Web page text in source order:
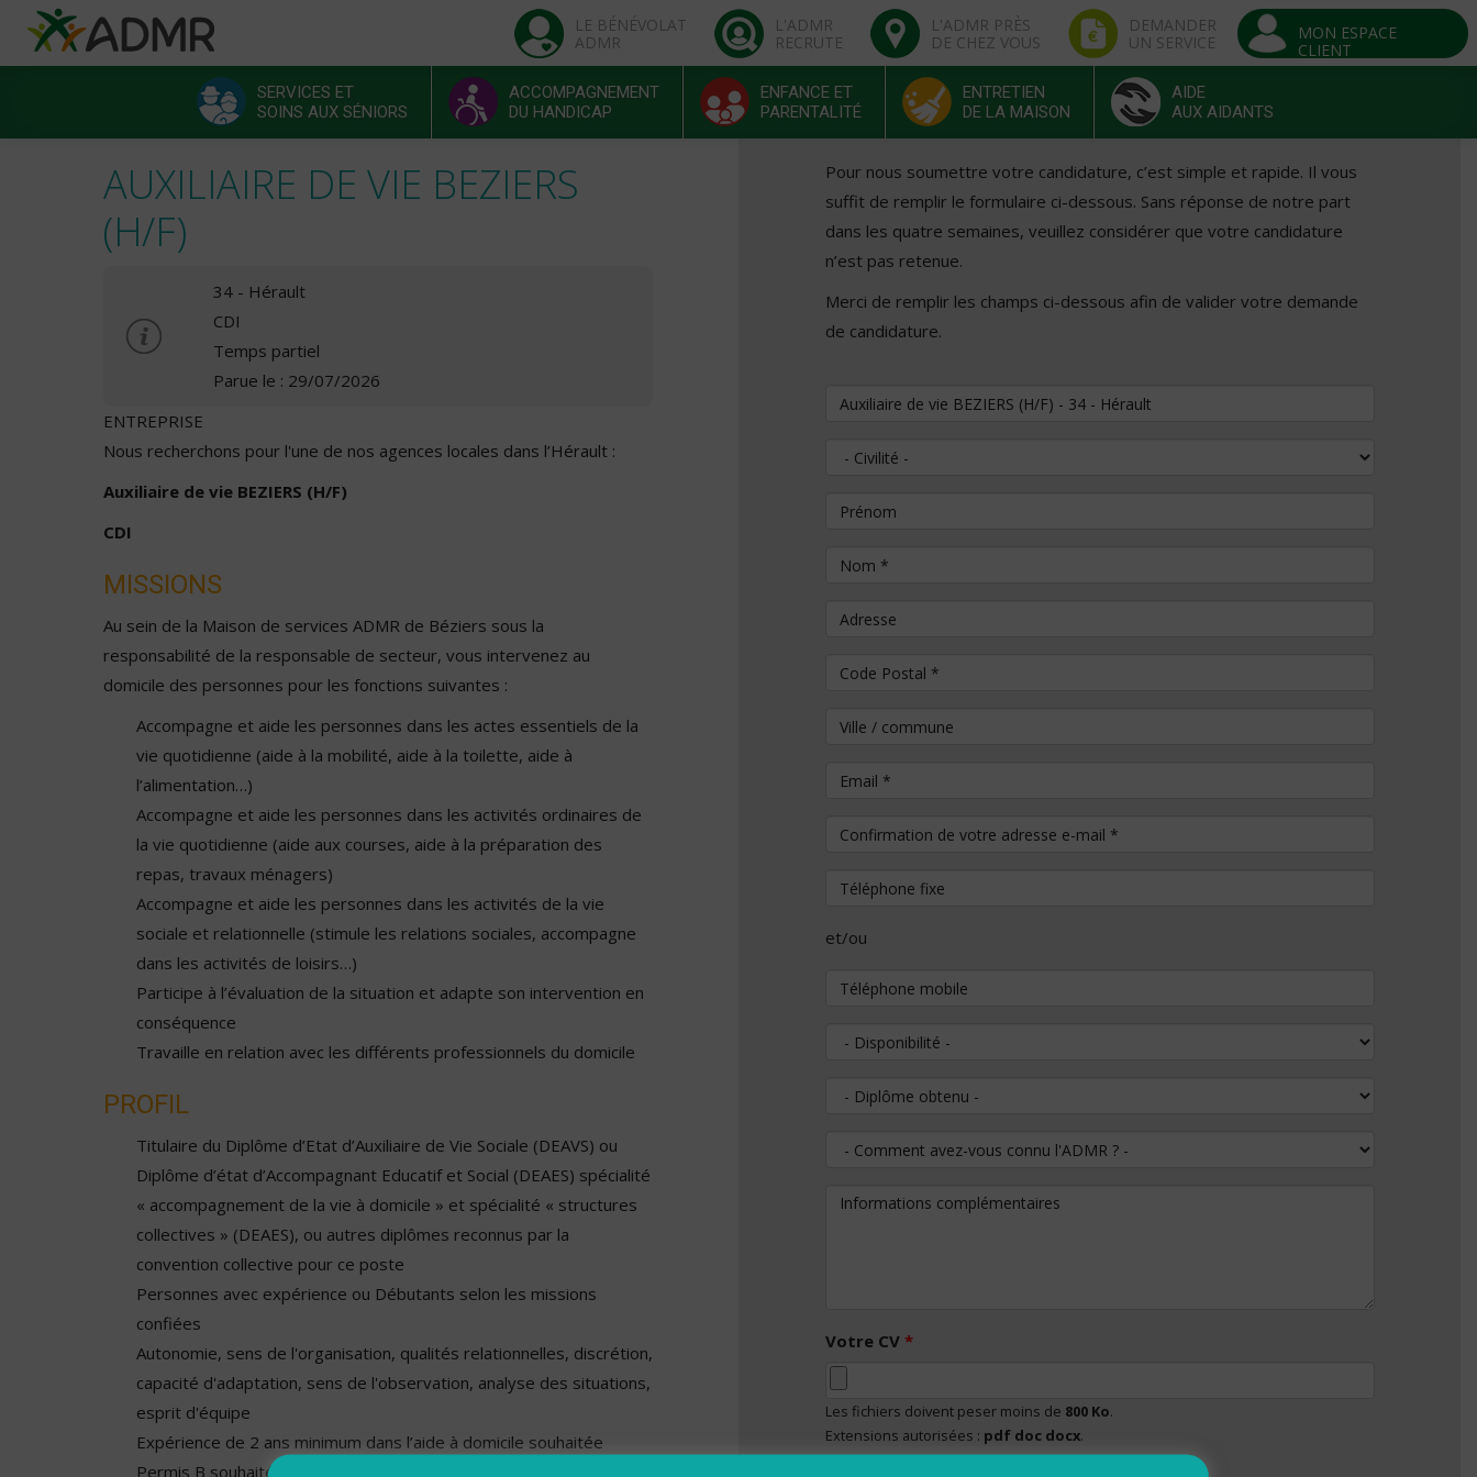
Aller au contenu principal
LE BÉNÉVOLAT
ADMR
L'ADMR
RECRUTE
L'ADMR PRÈS
DE CHEZ VOUS
DEMANDER
UN SERVICE
MON ESPACE
CLIENT
SERVICES ET
SOINS AUX SÉNIORS
ACCOMPAGNEMENT
DU HANDICAP
ENFANCE ET
PARENTALITÉ
ENTRETIEN
DE LA MAISON
AIDE
AUX AIDANTS
AUXILIAIRE DE VIE BEZIERS
(H/F)
34 - Hérault
CDI
Temps partiel
Parue le : 29/07/2026
ENTREPRISE
Nous recherchons pour l'une de nos agences locales dans l’Hérault :
Auxiliaire de vie BEZIERS (H/F)
CDI
MISSIONS
Au sein de la Maison de services ADMR de Béziers sous la
responsabilité de la responsable de secteur, vous intervenez au
domicile des personnes pour les fonctions suivantes :
Accompagne et aide les personnes dans les actes essentiels de la
vie quotidienne (aide à la mobilité, aide à la toilette, aide à
l’alimentation…)
Accompagne et aide les personnes dans les activités ordinaires de
la vie quotidienne (aide aux courses, aide à la préparation des
repas, travaux ménagers)
Accompagne et aide les personnes dans les activités de la vie
sociale et relationnelle (stimule les relations sociales, accompagne
dans les activités de loisirs…)
Participe à l’évaluation de la situation et adapte son intervention en
conséquence
Travaille en relation avec les différents professionnels du domicile
PROFIL
Titulaire du Diplôme d’Etat d’Auxiliaire de Vie Sociale (DEAVS) ou
Diplôme d’état d’Accompagnant Educatif et Social (DEAES) spécialité
« accompagnement de la vie à domicile » et spécialité « structures
collectives » (DEAES), ou autres diplômes reconnus par la
convention collective pour ce poste
Personnes avec expérience ou Débutants selon les missions
confiées
Autonomie, sens de l'organisation, qualités relationnelles, discrétion,
capacité d'adaptation, sens de l'observation, analyse des situations,
esprit d'équipe
Expérience de 2 ans minimum dans l’aide à domicile souhaitée
Permis B souhaité
Pour nous soumettre votre candidature, c’est simple et rapide. Il vous
suffit de remplir le formulaire ci-dessous. Sans réponse de notre part
dans les quatre semaines, veuillez considérer que votre candidature
n’est pas retenue.
Merci de remplir les champs ci-dessous afin de valider votre demande
de candidature.
Vous souhaitez postuler au poste de
Civilité
Prénom
Nom*
Adresse
Code Postal *
Ville / commune
Email*
Confirmation de votre adresse e-mail
Téléphone fixe
et/ou
Téléphone mobile
Disponibilité
Diplôme obtenu
Comment avez-vous connu l'ADMR ?
Informations complémentaires
Votre CV *
Les fichiers doivent peser moins de 800 Ko.
Extensions autorisées : pdf doc docx.
Panneau de gestion des cookies